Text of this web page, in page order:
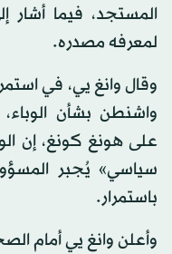
المستجد، فيما أشار
لمعرفه مصدره.
وقال وانغ يي، في
واشنطن بشأن
على هونغ كونغ، إن
سياسي» يُجبر
باستمرار.
وأعلن وانغ يي أمام